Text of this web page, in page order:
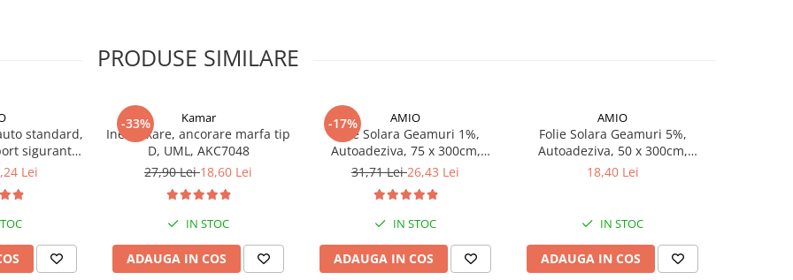
PRODUSE SIMILARE
standard,
siguranta
circuit
Lei
-33% Kamar
Inele fixare, ancorare marfa tip
D, UML, AKC7048
27,90 Lei18,60 Lei
IN STOC
ADAUGA IN COS
-17% AMIO
Folie Solara Geamuri 1%,
Autoadeziva, 75 x 300cm,
Transmisie Lumina
31,71 Lei26,43 Lei
IN STOC
ADAUGA IN COS
AMIO
Folie Solara Geamuri 5%,
Autoadeziva, 50 x 300cm,
Transmisie Lumina
18,40 Lei
IN STOC
ADAUGA IN COS